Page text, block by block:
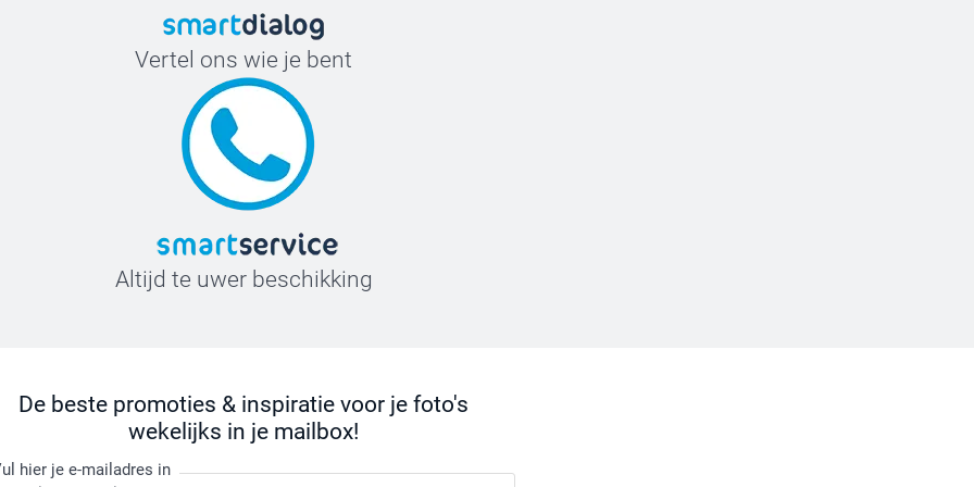
Vertel ons wie je bent
Altijd te uwer beschikking
De beste promoties & inspiratie voor je foto's
wekelijks in je mailbox!
hier je e-mailadres in